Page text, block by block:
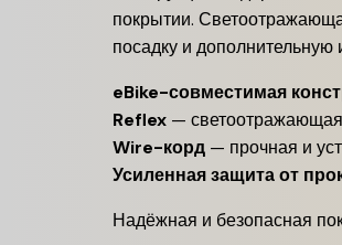
покрытии.
посадку и дополнительную
eBike-совместимая
Reflex — светоотражающая
Wire-корд — прочная и
Усиленная защита от
Надёжная и безопасная